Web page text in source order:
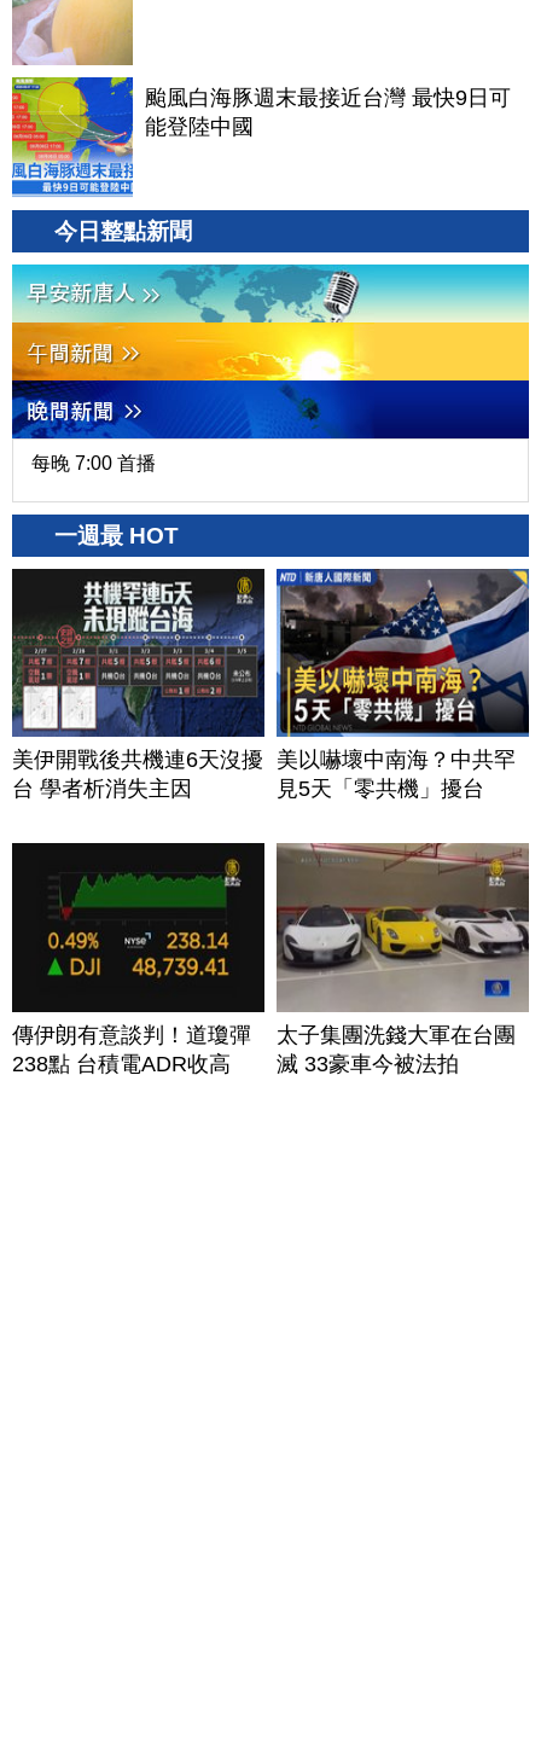
颱風白海豚週末最接近台灣 最快9日可
能登陸中國
今日整點新聞
每晚 7:00 首播
一週最 HOT
美伊開戰後共機連6天沒擾
台 學者析消失主因
美以嚇壞中南海？中共罕
見5天「零共機」擾台
傳伊朗有意談判！道瓊彈
238點 台積電ADR收高
太子集團洗錢大軍在台團
滅 33豪車今被法拍